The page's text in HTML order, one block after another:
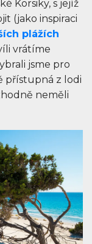
Korsiky, s jejíž
(jako inspiraci
plážích
vrátíme
jsme pro
přístupná z lodi
neměli